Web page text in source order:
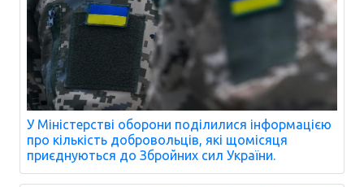
У Міністерстві оборони поділилися інформацією
про кількість добровольців, які щомісяця
приєднуються до Збройних сил України.